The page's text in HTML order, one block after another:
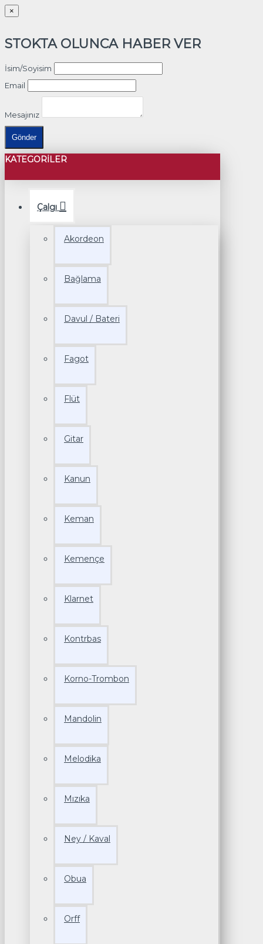
×
STOKTA OLUNCA HABER VER
İsim/Soyisim
Email
Mesajınız
Gönder
KATEGORILER
Çalgı
Akordeon
Bağlama
Davul / Bateri
Fagot
Flüt
Gitar
Kanun
Keman
Kemençe
Klarnet
Kontrbas
Korno-Trombon
Mandolin
Melodika
Mızıka
Ney / Kaval
Obua
Orff